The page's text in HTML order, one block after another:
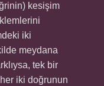
kesişim
iki
meydana
tek bir
iki doğrunun